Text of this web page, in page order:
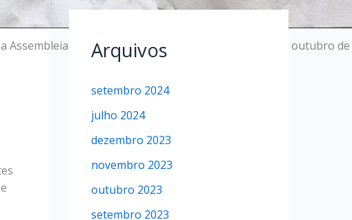
Territorial de Timóteo, realizada em 19 de outubro de
Arquivos
setembro 2024
julho 2024
dezembro 2023
novembro 2023
outubro 2023
setembro 2023